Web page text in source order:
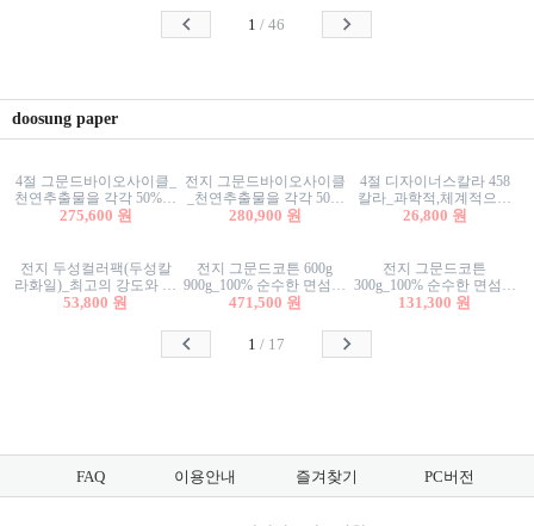
1 /46
doosung paper
4절 그문드바이오사이클_
천연추출물을 각각 50%이
상 함유한 친환경그래픽
275,600 원
전지 그문드바이오사이클
_천연추출물을 각각 50%
이상 함유한 친환경그래
280,900 원
4절 디자이너스칼라 458
칼라_과학적,체계적으로
분류된 200색을 갖춘 색지
26,800 원
전지 두성컬러팩(두성칼
라화일)_최고의 강도와 평
활성을 지닌 다양한 컬러
53,800 원
전지 그문드코튼 600g
900g_100% 순수한 면섬유
로 만든 친환경프리미엄
471,500 원
전지 그문드코튼
300g_100% 순수한 면섬유
로 만든 친환경프리미엄
131,300 원
1 / 17
FAQ 이용안내 즐겨찾기 PC버전